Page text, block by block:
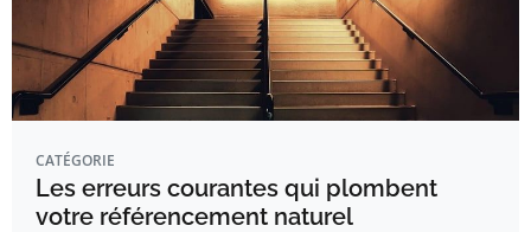
CATÉGORIE
Les erreurs courantes qui plombent
votre référencement naturel